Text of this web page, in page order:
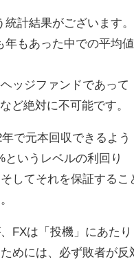
計結果がございます。
年もあった中での平均値
ッジファンドであって
ど絶対に不可能です。
で元本回収できるよう
いうレベルの利回り
してそれを保証するこ
FXは「投機」にあたり
めには、必ず敗者が反